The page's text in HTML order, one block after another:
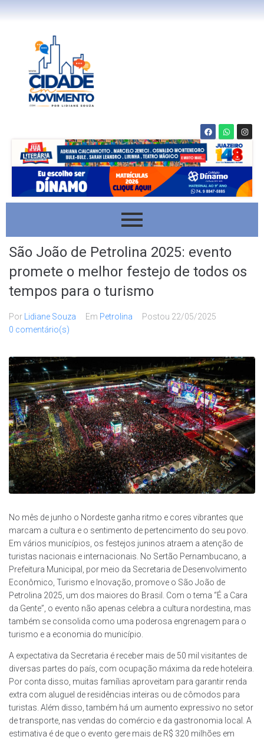
São João de Petrolina 2025: evento
promete o melhor festejo de todos os
tempos para o turismo
Por Lidiane Souza Em Petrolina Postou 22/05/2025
0 comentário(s)
No mês de junho o Nordeste ganha ritmo e cores vibrantes que
marcam a cultura e o sentimento de pertencimento do seu povo.
Em vários municípios, os festejos juninos atraem a atenção de
turistas nacionais e internacionais. No Sertão Pernambucano, a
Prefeitura Municipal, por meio da Secretaria de Desenvolvimento
Econômico, Turismo e Inovação, promove o São João de
Petrolina 2025, um dos maiores do Brasil. Com o tema “É a Cara
da Gente”, o evento não apenas celebra a cultura nordestina, mas
também se consolida como uma poderosa engrenagem para o
turismo e a economia do município.
A expectativa da Secretaria é receber mais de 50 mil visitantes de
diversas partes do país, com ocupação máxima da rede hoteleira.
Por conta disso, muitas famílias aproveitam para garantir renda
extra com aluguel de residências inteiras ou de cômodos para
turistas. Além disso, também há um aumento expressivo no setor
de transporte, nas vendas do comércio e da gastronomia local. A
estimativa é de que o evento gere mais de R$ 320 milhões em